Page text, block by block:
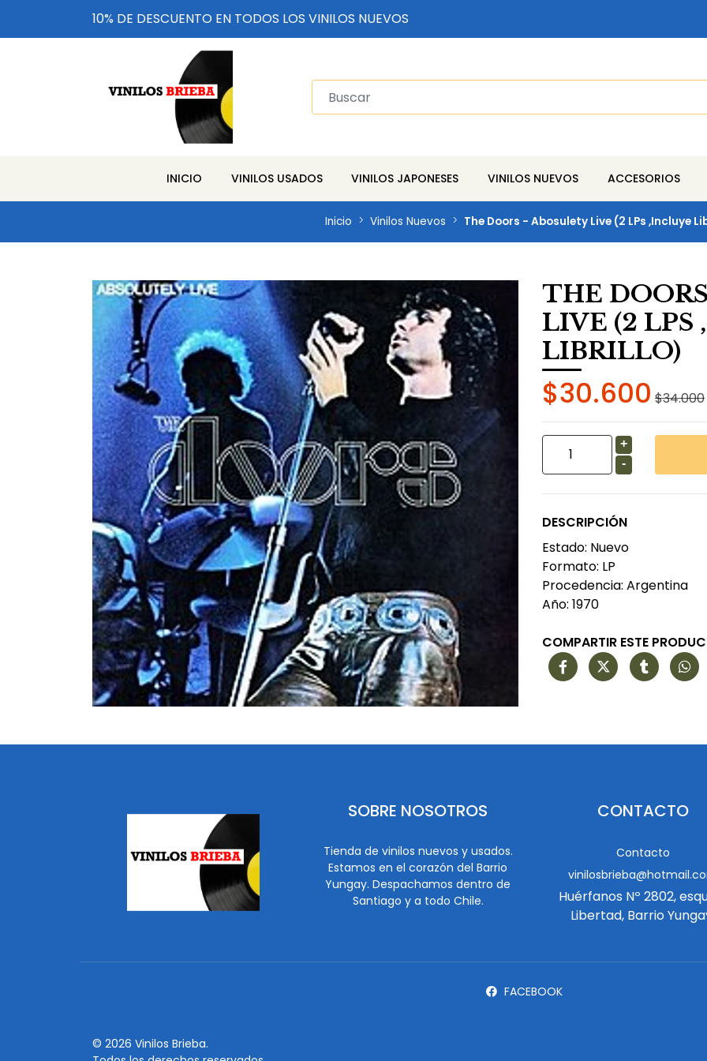
10% DE DESCUENTO EN TODOS LOS VINILOS NUEVOS
INICIO VINILOS USADOS VINILOS JAPONESES VINILOS NUEVOS ACCESORIOS
Inicio Vinilos Nuevos The Doors - Abosulety Live (2 LPs ,Incluye
THE
LIVE (2 LPS
LIBRILLO)
$30.600 $34.000
+
-
DESCRIPCIÓN
Estado: Nuevo
Formato: LP
Procedencia: Argentina
Año: 1970
COMPARTIR ESTE
SOBRE NOSOTROS
Tienda de vinilos nuevos y usados.
Estamos en el corazón del Barrio
Yungay. Despachamos dentro de
Santiago y a todo Chile.
CONTACTO
Contacto
Huérfanos Nº 2802,
Libertad, Barrio
FACEBOOK
© 2026 Vinilos Brieba.